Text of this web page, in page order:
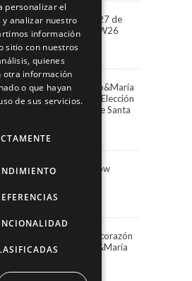
la colección 2027 de
llega a BBFW26
abril, 2026
Vázquez elige Marco&María
presentar la Gala de Elección
de la Reina del Carnaval de Santa
febrero, 2026
Fashion Show
febrero, 2026
Una Navidad blanca en el corazón
Santa Cruz con Marco&María
personalizar el
y analizar nuestro
información
sitio con nuestros
quienes
otra información
o que hayan
de sus servicios.